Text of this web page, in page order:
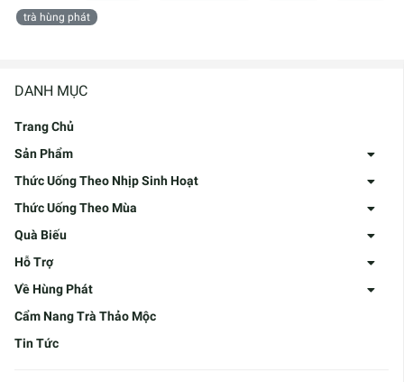
DANH MỤC
Trang Chủ
Sản Phẩm
Thức Uống Theo Nhịp Sinh Hoạt
Thức Uống Theo Mùa
Quà Biếu
Hỗ Trợ
Về Hùng Phát
Cẩm Nang Trà Thảo Mộc
Tin Tức
trà hùng phát